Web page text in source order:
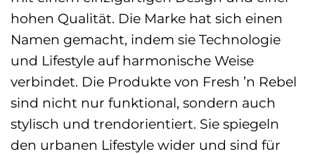
hohen Qualität. Die Marke hat sich einen
Namen gemacht, indem sie Technologie
und Lifestyle auf harmonische Weise
verbindet. Die Produkte von Fresh ’n Rebel
sind nicht nur funktional, sondern auch
stylisch und trendorientiert. Sie spiegeln
den urbanen Lifestyle wider und sind für